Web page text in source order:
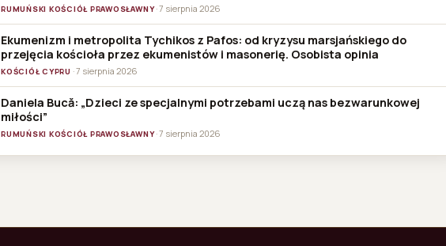
RUMUŃSKI KOŚCIÓŁ PRAWOSŁAWNY· 7 sierpnia 2026
Ekumenizm i metropolita Tychikos z Pafos: od kryzysu marsjańskiego do
przejęcia kościoła przez ekumenistów i masonerię. Osobista opinia
KOŚCIÓŁ CYPRU · 7 sierpnia 2026
Daniela Bucă: „Dzieci ze specjalnymi potrzebami uczą nas bezwarunkowej
miłości”
RUMUŃSKI KOŚCIÓŁ PRAWOSŁAWNY· 7 sierpnia 2026